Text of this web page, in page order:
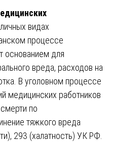
видах
процессе
основанием для
вреда, расходов на
В уголовном процессе
медицинских работников
по
тяжкого вреда
293 (халатность) УК РФ.